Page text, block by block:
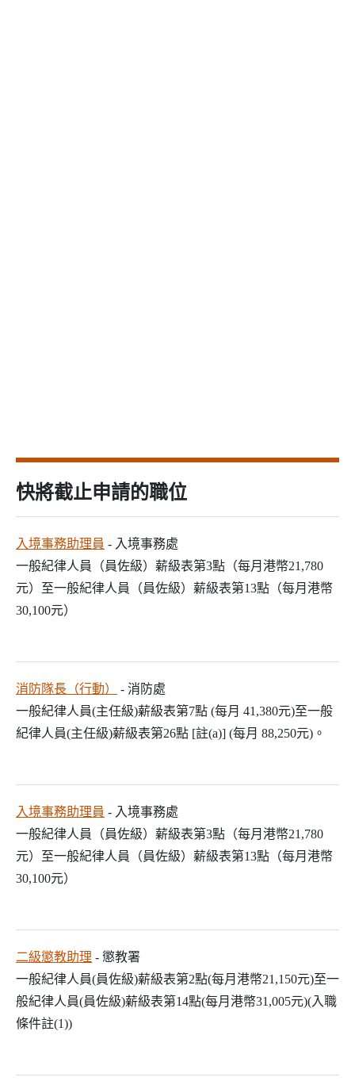
快將截止申請的職位
入境事務助理員 - 入境事務處
一般紀律人員（員佐級）薪級表第3點（每月港幣21,780
元）至一般紀律人員（員佐級）薪級表第13點（每月港幣
30,100元）
消防隊長（行動）
- 消防處
一般紀律人員(主任級)薪級表第7點 (每月 41,380元)至一般
紀律人員(主任級)薪級表第26點 [註(a)] (每月 88,250元)。
入境事務助理員 - 入境事務處
一般紀律人員（員佐級）薪級表第3點（每月港幣21,780
元）至一般紀律人員（員佐級）薪級表第13點（每月港幣
30,100元）
二級懲教助理 - 懲教署
一般紀律人員(員佐級)薪級表第2點(每月港幣21,150元)至一
般紀律人員(員佐級)薪級表第14點(每月港幣31,005元)(入職
條件註(1))